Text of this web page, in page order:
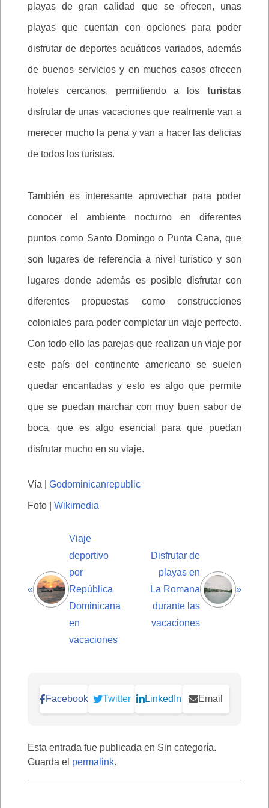
playas de gran calidad que se ofrecen, unas
playas que cuentan con opciones para poder
disfrutar de deportes acuáticos variados, además
de buenos servicios y en muchos casos ofrecen
hoteles cercanos, permitiendo a los turistas
disfrutar de unas vacaciones que realmente van a
merecer mucho la pena y van a hacer las delicias
de todos los turistas.
También es interesante aprovechar para poder
conocer el ambiente nocturno en diferentes
puntos como Santo Domingo o Punta Cana, que
son lugares de referencia a nivel turístico y son
lugares donde además es posible disfrutar con
diferentes propuestas como construcciones
coloniales para poder completar un viaje perfecto.
Con todo ello las parejas que realizan un viaje por
este país del continente americano se suelen
quedar encantadas y esto es algo que permite
que se puedan marchar con muy buen sabor de
boca, que es algo esencial para que puedan
disfrutar mucho en su viaje.
Vía | Godominicanrepublic
Foto | Wikimedia
«
Viaje
deportivo
por
República
Dominicana
en
vacaciones
Disfrutar de
playas en
La Romana
durante las
vacaciones
»
Facebook Twitter LinkedIn Email
Esta entrada fue publicada en Sin categoría.
Guarda el permalink.